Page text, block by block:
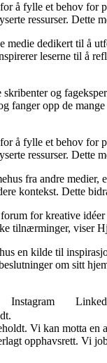
å fylle et behov for
ressurser. Dette
medie dedikert til å
leserne til å
skribenter og
fanger opp de
å fylle et behov for
ressurser. Dette
fra andre medier,
kontekst. Dette
for kreative
tilnærminger, viser
en kilde til
om sitt
Instagram
Vi kan motta en
opphavsrett. Vi